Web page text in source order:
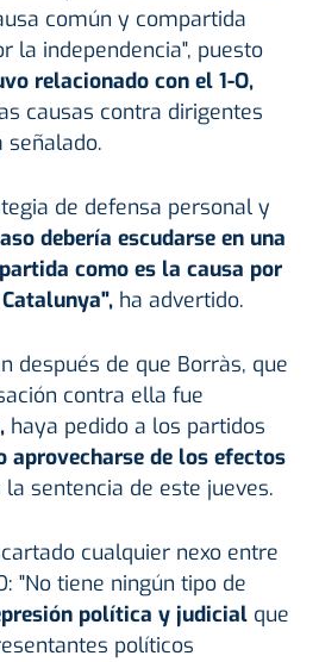
común y compartida
la independencia", puesto
relacionado con el 1-O,
causas contra dirigentes
señalado.
de defensa personal y
debería escudarse en una
como es la causa por
ha advertido.
después de que Borràs, que
contra ella fue
haya pedido a los partidos
aprovecharse de los efectos
sentencia de este jueves.
cualquier nexo entre
"No tiene ningún tipo de
política y judicial que
políticos